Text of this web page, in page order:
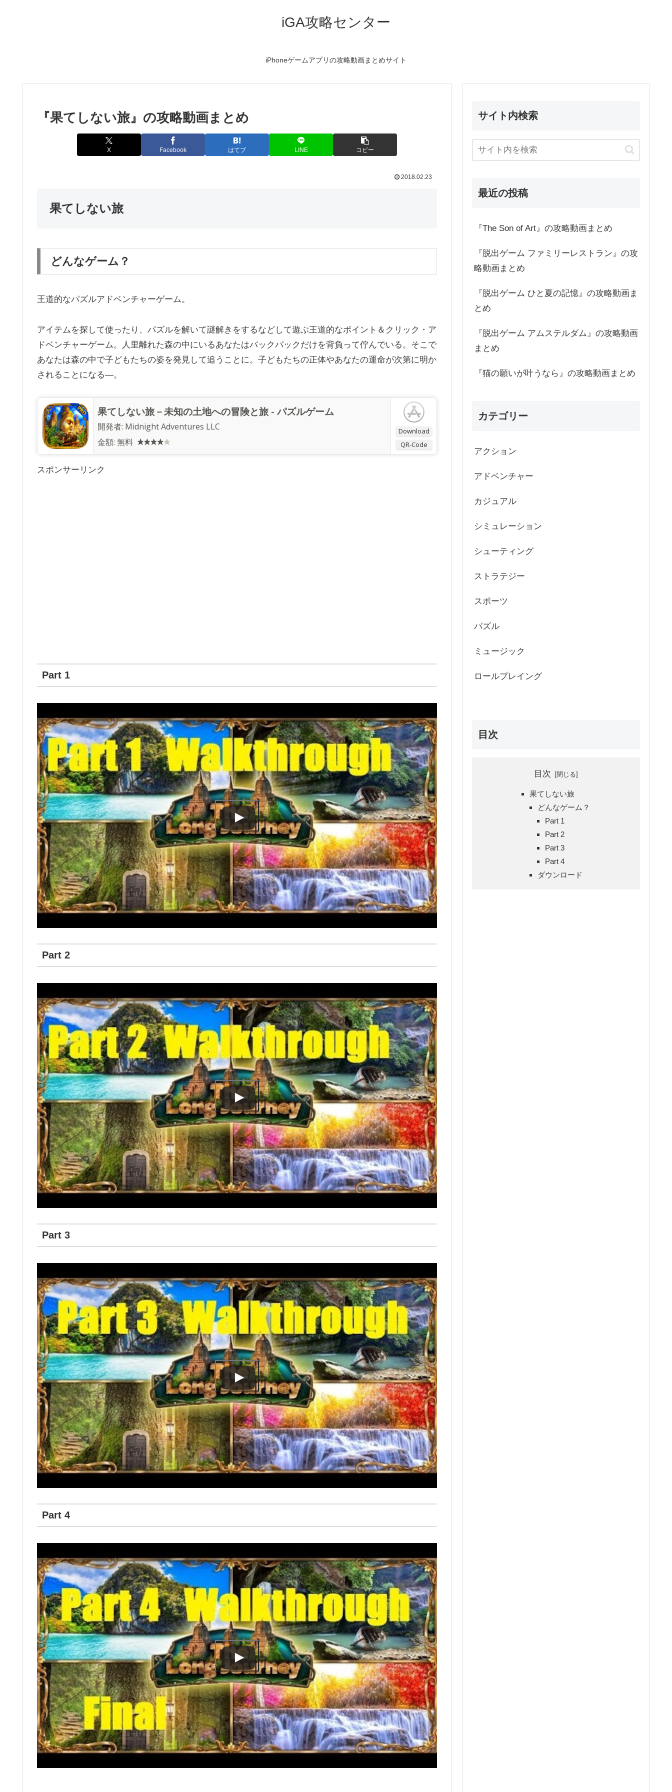
iGA攻略センター
iPhoneゲームアプリの攻略動画まとめサイト
『果てしない旅』の攻略動画まとめ
X Facebook はてブ LINE コピー
2018.02.23
果てしない旅
どんなゲーム？
王道的なパズルアドベンチャーゲーム。
アイテムを探して使ったり、パズルを解いて謎解きをするなどして遊ぶ王道的なポイント＆クリック・ア
ドベンチャーゲーム。人里離れた森の中にいるあなたはバックパックだけを背負って佇んでいる。そこで
あなたは森の中で子どもたちの姿を発見して追うことに。子どもたちの正体やあなたの運命が次第に明か
されることになる―。
Download
QR-Code
果てしない旅－未知の土地への冒険と旅 - パズルゲーム
開発者: Midnight Adventures LLC
金額: 無料
スポンサーリンク
Part 1
Part 2
Part 3
Part 4
サイト内検索
最近の投稿
『The Son of Art』の攻略動画まとめ
『脱出ゲーム ファミリーレストラン』の攻
略動画まとめ
『脱出ゲーム ひと夏の記憶』の攻略動画ま
とめ
『脱出ゲーム アムステルダム』の攻略動画
まとめ
『猫の願いが叶うなら』の攻略動画まとめ
カテゴリー
アクション
アドベンチャー
カジュアル
シミュレーション
シューティング
ストラテジー
スポーツ
パズル
ミュージック
ロールプレイング
目次
目次
果てしない旅
どんなゲーム？
Part 1
Part 2
Part 3
Part 4
ダウンロード